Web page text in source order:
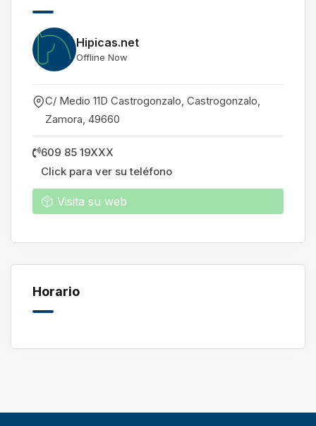
Hipicas.net
Offline Now
C/ Medio 11D Castrogonzalo, Castrogonzalo,
Zamora, 49660
609 85 19XXX
Click para ver su teléfono
Visita su web
Horario